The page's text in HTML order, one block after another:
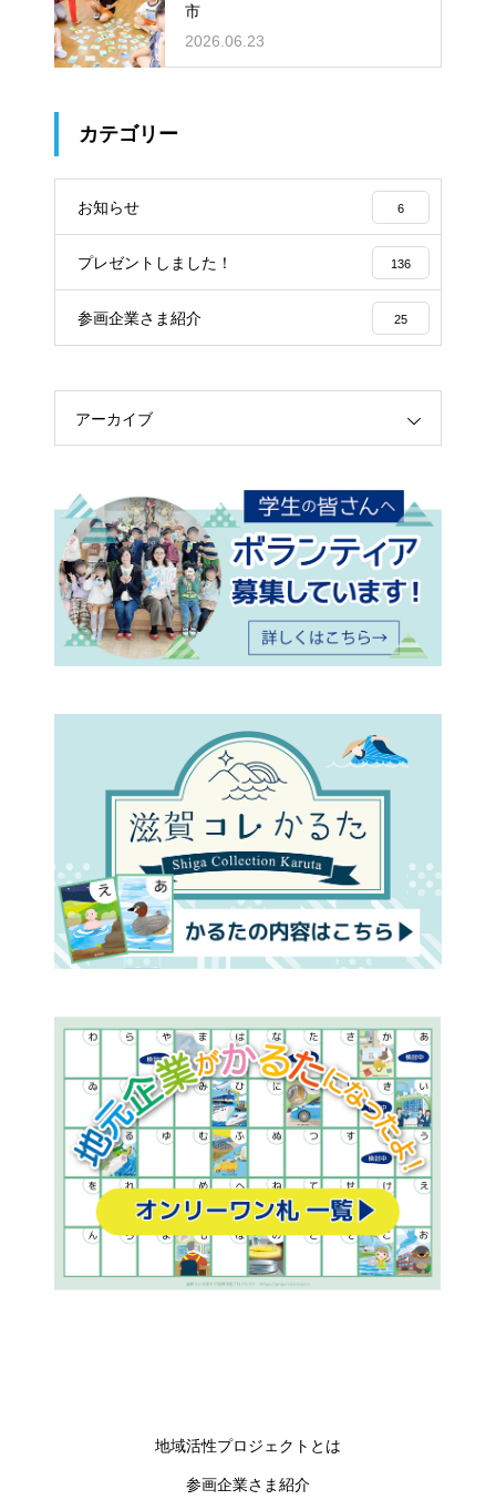
市
2026.06.23
カテゴリー
お知らせ 6
プレゼントしました！ 136
参画企業さま紹介 25
アーカイブ
地域活性プロジェクトとは
参画企業さま紹介